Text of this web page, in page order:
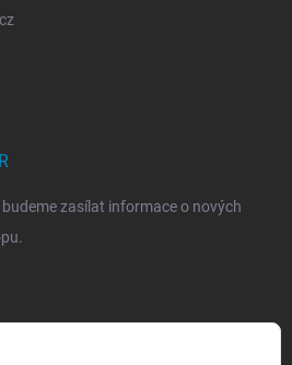
zasílat informace o nových